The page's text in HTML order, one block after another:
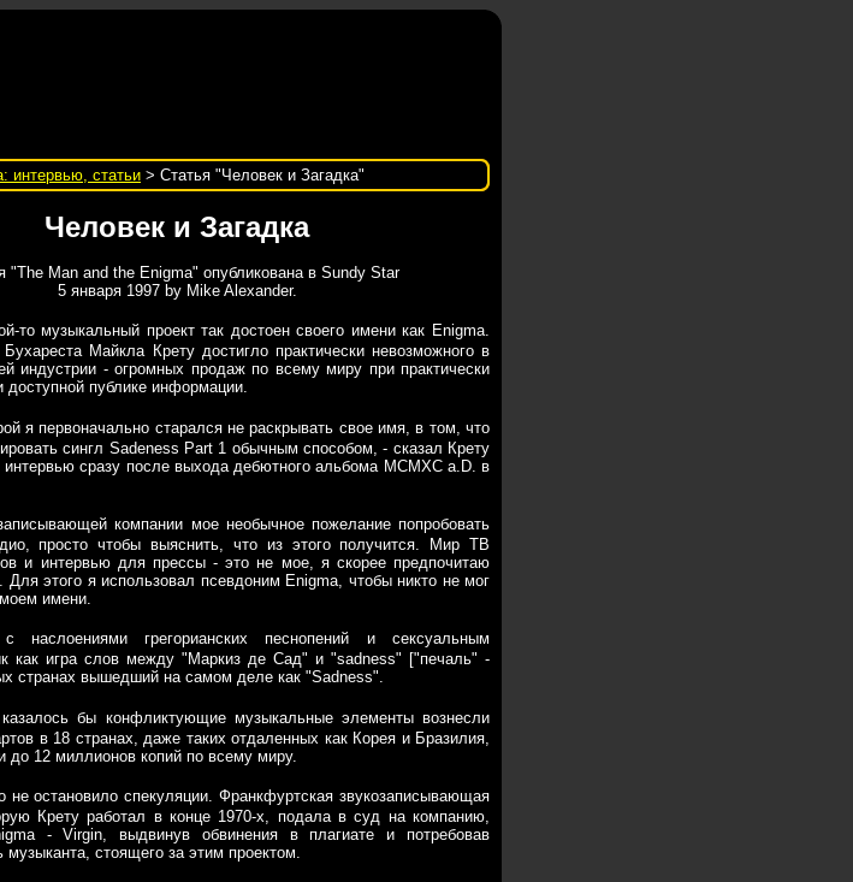
интервью, статьи > Статья "Человек и Загадка"
Человек и Загадка
"The Man and the Enigma" опубликована в Sundy Star
5 января 1997 by Mike Alexander.
то музыкальный проект так достоен своего имени как Enigma.
Майкла Крету достигло практически невозможного в
индустрии - огромных продаж по всему миру при практически
доступной публике информации.
я первоначально старался не раскрывать свое имя, в том, что
сингл Sadeness Part 1 обычным способом, - сказал Крету
сразу после выхода дебютного альбома MCMXC a.D. в
компании мое необычное пожелание попробовать
просто чтобы выяснить, что из этого получится. Мир ТВ
и интервью для прессы - это не мое, я скорее предпочитаю
Для этого я использовал псевдоним Enigma, чтобы никто не мог
имени.
наслоениями грегорианских песнопений и сексуальным
как игра слов между "Маркиз де Сад" и "sadness" ["печаль" -
странах вышедший на самом деле как "Sadness".
бы конфликтующие музыкальные элементы вознесли
в 18 странах, даже таких отдаленных как Корея и Бразилия,
до 12 миллионов копий по всему миру.
не остановило спекуляции. Франкфуртская звукозаписывающая
Крету работал в конце 1970-х, подала в суд на компанию,
- Virgin, выдвинув обвинения в плагиате и потребовав
музыканта, стоящего за этим проектом.